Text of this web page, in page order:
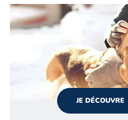
JE DÉCOUVRE